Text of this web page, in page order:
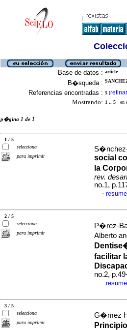
Base de datos : article
B�squeda :
Referencias encontradas : 5 [refinar
Mostrando: 1 .. 5 en
p�gina 1 de 1
1 / 5
selecciona
para imprimir
social
la
rev.
no.1,
·
2 / 5
selecciona
para imprimir
P�rez-
Alberto
facilitar
no.2,
·
3 / 5
selecciona
para imprimir
G�mez